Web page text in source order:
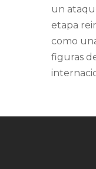
un
etapa
como
figuras